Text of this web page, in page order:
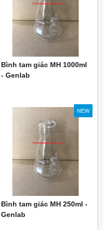
Bình tam giác MH 1000ml
- Genlab
NEW
Bình tam giác MH 250ml -
Genlab